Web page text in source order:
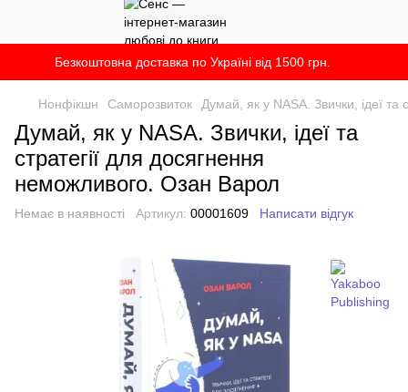
Безкоштовна доставка по Україні від 1500 грн.
Нонфікшн Саморозвиток Думай, як у NASA. Звички, ідеї
Думай, як у NASA. Звички, ідеї та
стратегії для досягнення
неможливого. Озан Варол
Немає в наявності Артикул: 00001609 Написати відгук